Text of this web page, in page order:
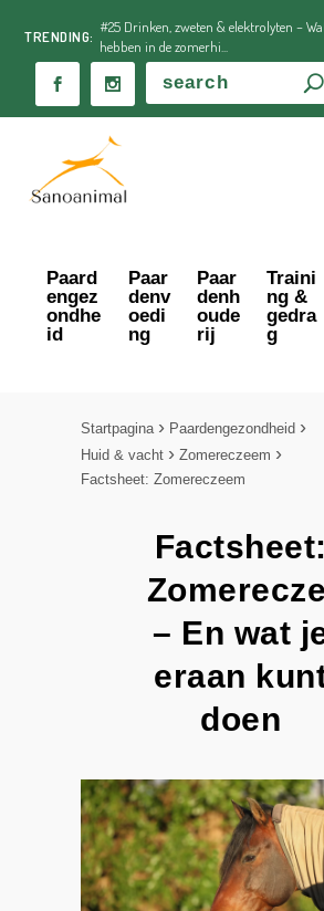
TRENDING:
#25 Drinken, zweten & elektrolyten –
hebben in de zomerhi...
Paard
engez
ondhe
id
Paar
denv
oedi
ng
Paar
denh
oude
rij
Traini
ng &
gedra
g
Startpagina
Paardengezondheid
Huid & vacht
Zomereczeem
Factsheet: Zomereczeem
Factsheet:
– En wat
eraan
doen